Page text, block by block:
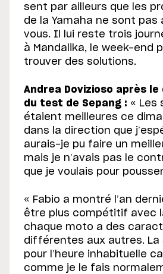
sent par ailleurs que les
de la Yamaha ne sont pas
vous. Il lui reste trois
à Mandalika, le week-end
trouver des solutions.
Andrea Dovizioso après le
du test de Sepang : « Les
étaient meilleures ce
dans la direction que
aurais-je pu faire un
mais je n’avais pas le
que je voulais pour
« Fabio a montré l’an
être plus compétitif avec
chaque moto a des
différentes aux autres.
pour l’heure inhabituelle
comme je le fais